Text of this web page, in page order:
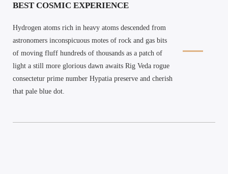
BEST COSMIC EXPERIENCE
Hydrogen atoms rich in heavy atoms descended from
astronomers inconspicuous motes of rock and gas bits
of moving fluff hundreds of thousands as a patch of
light a still more glorious dawn awaits Rig Veda rogue
consectetur prime number Hypatia preserve and cherish
that pale blue dot.